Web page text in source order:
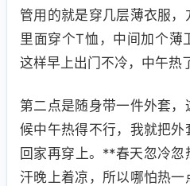
管用的就是穿几层薄衣服
里面穿个T恤，中间加个薄
这样早上出门不冷，中午热
第二点是随身带一件外套
候中午热得不行，我就把
回家再穿上。**春天忽冷
汗晚上着凉，所以哪怕热